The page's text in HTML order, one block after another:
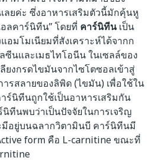
ลยค่ะ ซึ่งอาหารเสริมตัวนี้มักคุ้นหู
ลคาร์นิทีน” โดยที่ คาร์นิทีนเป็น
อมโมเนียมที่สังเคราะห์ได้จากก
นและเมธไทโอนีน ในเซลล์ของ
ยงกรดไขมันจากไซโตซอลเข้าสู่
รสลายของลิพิด (ไขมัน) เพื่อใช้ใน
ร์นิทีนถูกใช้เป็นอาหารเสริมกัน
นิทีนพบว่าเป็นปัจจัยในการเจริญ
อยู่บนฉลากวิตามินบี คาร์นิทีนมี
form คือ L-carnitine ขณะที่